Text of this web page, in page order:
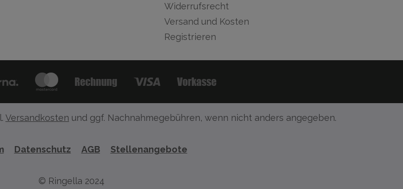
Widerrufsrecht
Versand und Kosten
Registrieren
Versandkosten und ggf. Nachnahmegebühren, wenn nicht anders angegeben.
Datenschutz AGB Stellenangebote
© Ringella 2024